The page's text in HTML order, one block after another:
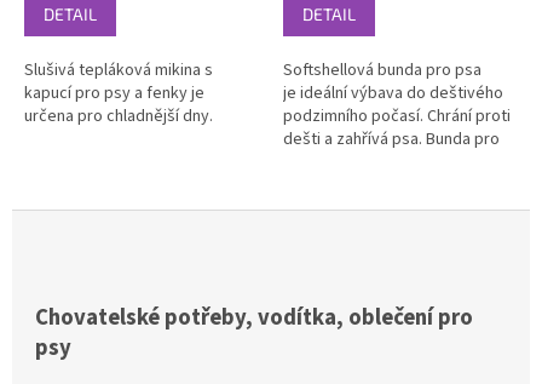
5,0
5
hvězdiček.
DETAIL
Slušivá tepláková mikina s
kapucí pro psy a fenky je
určena pro chladnější dny.
5,0
5
hvězdiček.
DETAIL
Softshellová bunda pro psa
je ideální výbava do deštivého
podzimního počasí. Chrání proti
dešti a zahřívá psa. Bunda pro
Chovatelské potřeby, vodítka, oblečení pro
psy